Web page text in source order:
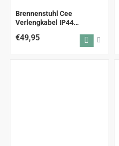
Brennenstuhl Cee
Verlengkabel IP44
€49,95